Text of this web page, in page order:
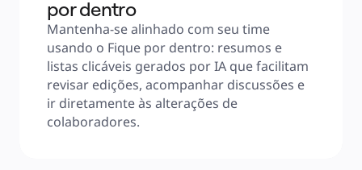
por dentro
Mantenha-se alinhado com seu time
usando o Fique por dentro: resumos e
listas clicáveis gerados por IA ​​que facilitam
revisar edições, acompanhar discussões e
ir diretamente às alterações de
colaboradores.